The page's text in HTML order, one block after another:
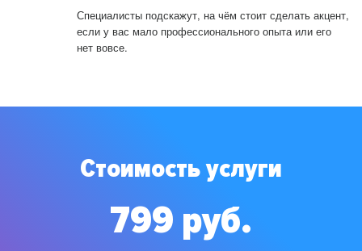
Специалисты подскажут, на чём стоит сделать акцент,
если у вас мало профессионального опыта или его
нет вовсе.
Стоимость услуги
799 руб.